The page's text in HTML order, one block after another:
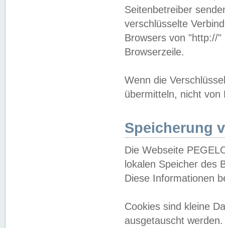
Seitenbetreiber
verschlüsselte
Browsers von "http://
Browserzeile.
Wenn die
übermitteln, nicht von
Speicherung
Die Webseite
lokalen Speicher des
Diese Informationen
Cookies sind kleine
ausgetauscht